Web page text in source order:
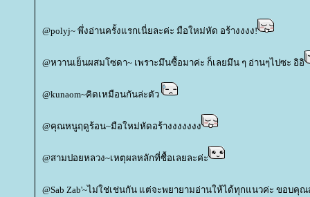
@polyj~ พึ่งอ่านครั้งแรกเนี่ยละค่ะ มือใหม่หัด อร้างงงง!
@หวานเย็นผสมโซดา~ เพราะมึนซื้อมาค่ะ ก็เลยมึน ๆ อ่านๆไปซะ อิอิ
@kunaom~คิดเหมือนกันล่ะตัว
@คุณหนูฤดูร้อน~มือใหม่หัดอร้างงงงงงง
@สามปอยหลวง~เหตุผลหลักที่ซื้อเลยละค่ะ
@Sab Zab'~ไม่ใช่เช่นกัน แต่จะพยายามอ่านให้ได้ทุกแนวค่ะ ขอบคุ